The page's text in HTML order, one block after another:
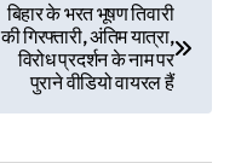
बिहार के भरत भूषण तिवारी
की गिरफ्तारी, अंतिम यात्रा,
विरोध प्रदर्शन के नाम पर
पुराने वीडियो वायरल हैं